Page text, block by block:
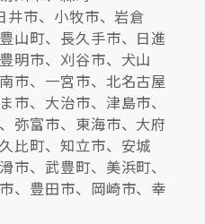
井市、小牧市、岩倉
山町、長久手市、日進
明市、刈谷市、犬山
市、一宮市、北名古屋
市、大治市、津島市、
弥富市、東海市、大府
比町、知立市、安城
市、武豊町、美浜町、
、豊田市、岡崎市、幸